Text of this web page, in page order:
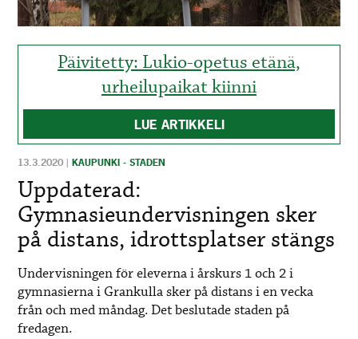
MAINOSTAJILLE
FÖR
ANNONSÖRER
Päivitetty: Lukio-opetus etänä,
urheilupaikat kiinni
LUE ARTIKKELI
13.3.2020 |KAUPUNKI - STADEN
Uppdaterad:
Gymnasieundervisningen sker
på distans, idrottsplatser stängs
Undervisningen för eleverna i årskurs 1 och 2 i
gymnasierna i Grankulla sker på distans i en vecka
från och med måndag. Det beslutade staden på
fredagen.